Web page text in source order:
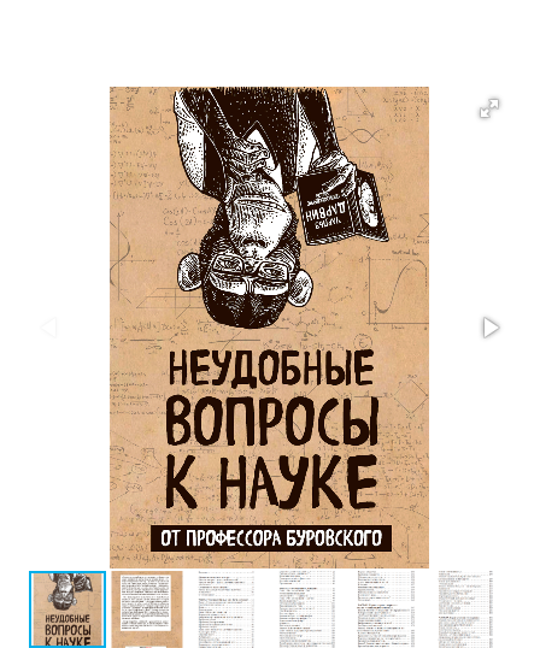
будущего
Публицистика
Тайное и
непознанное
Философия
Военная
история
Конспирология
Политика
Религия
Туризм
Разное